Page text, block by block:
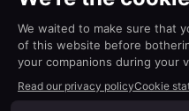
Integración
electrónico
Envía y recibe
directamente en